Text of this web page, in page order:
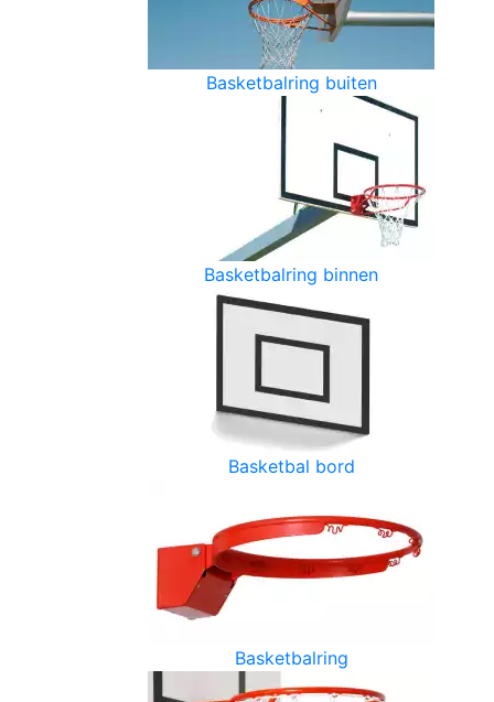
Basketbalring buiten
Basketbalring binnen
Basketbal bord
Basketbalring